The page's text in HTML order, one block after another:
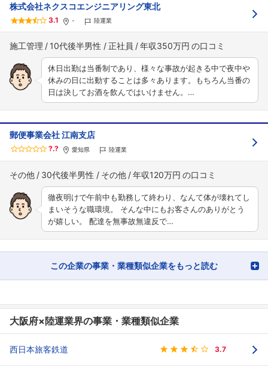
株式会社ネクスコエンジニアリング東北
3.1 - 陸運業
施工管理 10代後半男性 正社員 年収350万円
休日出勤は当番制であり、様々な事故が起きる中で夜中や
休みの日に出動することは多々あります。もちろん当番の
日は決してお酒を飲んではいけません。…
郵便事業会社 江南支店
?.? 愛知県 陸運業
その他 30代後半男性 その他 年収120万円
徹夜明けで午前中も勤務して終わり、なんて体が壊れてし
まいそうな職環境。 そんな中にもお客さんのありがとう
が嬉しい。 配達を無事故無違反で…
この企業の事業・業種類似企業をもっと読む
大阪府×陸運業界の事業・業種類似企業
西日本旅客鉄道 3.7